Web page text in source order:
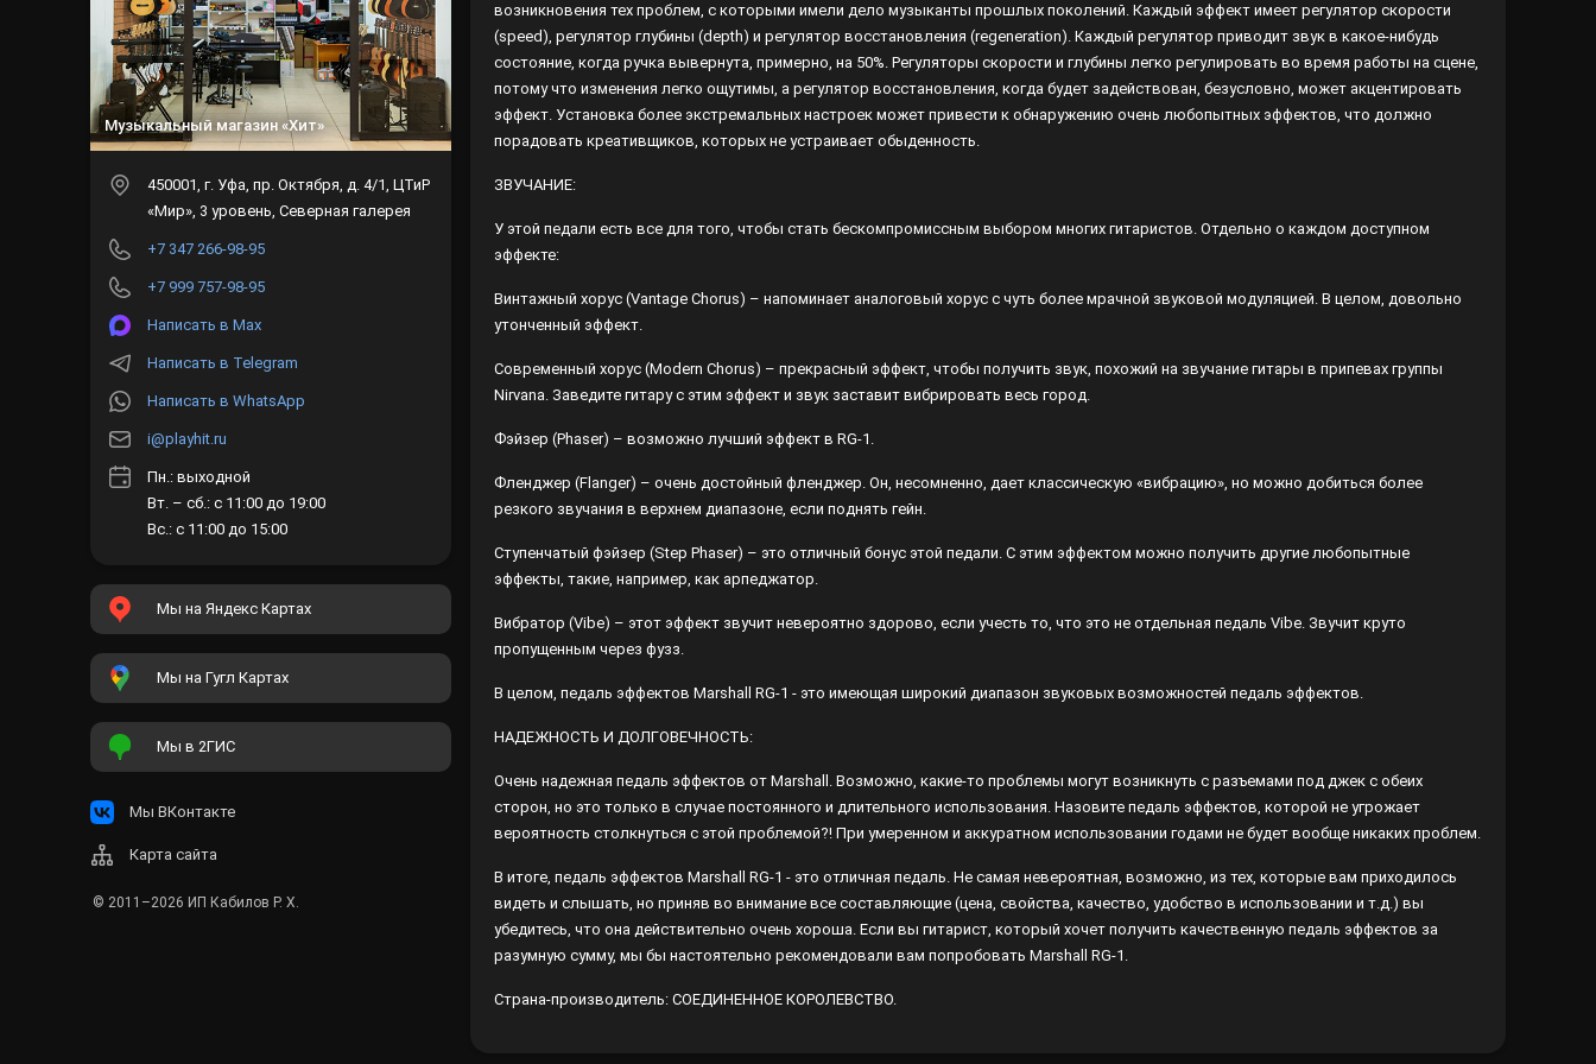
возникновения тех проблем, с которыми имели дело музыканты прошлых поколений. Каждый эффект имеет регулятор скорости
(speed), регулятор глубины (depth) и регулятор восстановления (regeneration). Каждый регулятор приводит звук в какое-нибудь
состояние, когда ручка вывернута, примерно, на 50%. Регуляторы скорости и глубины легко регулировать во время работы на сцене,
потому что изменения легко ощутимы, а регулятор восстановления, когда будет задействован, безусловно, может акцентировать
эффект. Установка более экстремальных настроек может привести к обнаружению очень любопытных эффектов, что должно
порадовать креативщиков, которых не устраивает обыденность.
ЗВУЧАНИЕ:
У этой педали есть все для того, чтобы стать бескомпромиссным выбором многих гитаристов. Отдельно о каждом доступном
эффекте:
Винтажный хорус (Vantage Chorus) – напоминает аналоговый хорус с чуть более мрачной звуковой модуляцией. В целом, довольно
утонченный эффект.
Современный хорус (Modern Chorus) – прекрасный эффект, чтобы получить звук, похожий на звучание гитары в припевах группы
Nirvana. Заведите гитару с этим эффект и звук заставит вибрировать весь город.
Фэйзер (Phaser) – возможно лучший эффект в RG-1.
Фленджер (Flanger) – очень достойный фленджер. Он, несомненно, дает классическую «вибрацию», но можно добиться более
резкого звучания в верхнем диапазоне, если поднять гейн.
Ступенчатый фэйзер (Step Phaser) – это отличный бонус этой педали. С этим эффектом можно получить другие любопытные
эффекты, такие, например, как арпеджатор.
Вибратор (Vibe) – этот эффект звучит невероятно здорово, если учесть то, что это не отдельная педаль Vibe. Звучит круто
пропущенным через фузз.
В целом, педаль эффектов Marshall RG-1 - это имеющая широкий диапазон звуковых возможностей педаль эффектов.
НАДЕЖНОСТЬ И ДОЛГОВЕЧНОСТЬ:
Очень надежная педаль эффектов от Marshall. Возможно, какие-то проблемы могут возникнуть с разъемами под джек с обеих
сторон, но это только в случае постоянного и длительного использования. Назовите педаль эффектов, которой не угрожает
вероятность столкнуться с этой проблемой?! При умеренном и аккуратном использовании годами не будет вообще никаких проблем.
В итоге, педаль эффектов Marshall RG-1 - это отличная педаль. Не самая невероятная, возможно, из тех, которые вам приходилось
видеть и слышать, но приняв во внимание все составляющие (цена, свойства, качество, удобство в использовании и т.д.) вы
убедитесь, что она действительно очень хороша. Если вы гитарист, который хочет получить качественную педаль эффектов за
разумную сумму, мы бы настоятельно рекомендовали вам попробовать Marshall RG-1.
Страна-производитель: СОЕДИНЕННОЕ КОРОЛЕВСТВО.
Лампы
Светофильтры
Музыкальный магазин «Хит»
450001 , г. Уфа пр. Октября, д. 4/1, ЦТиР
«Мир», 3 уровень, Северная галерея
+7 347 266-98-95
+7 999 757-98-95
Написать в Max
Написать в Telegram
Написать в WhatsApp
i@playhit.ru
Пн.: выходной
Вт. – сб.: с 11:00 до 19:00
Вс.: с 11:00 до 15:00
Мы на Яндекс Картах
Мы на Гугл Картах
Мы в 2ГИС
Мы ВКонтакте
Карта сайта
© 2011–2026 ИП Кабилов Р. Х.